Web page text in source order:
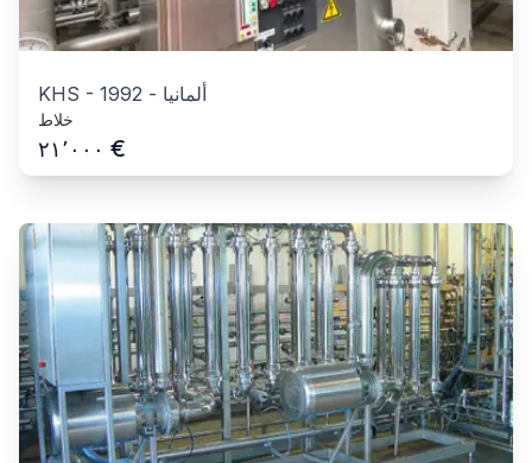
KHS - 1992 - ألمانيا
خلاط
٢١٬٠٠٠ €